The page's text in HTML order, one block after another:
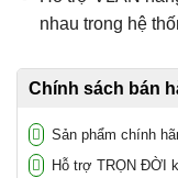
nhau trong hệ
Chính sách bán
Sản phẩm chính
Hỗ trợ TRỌN ĐỜI